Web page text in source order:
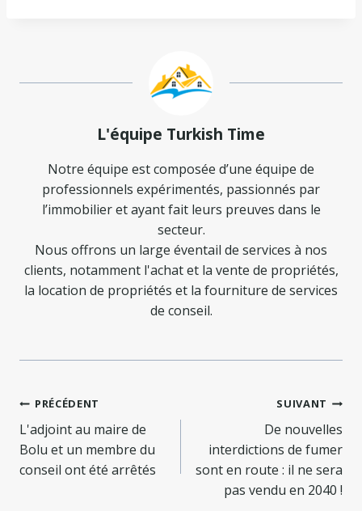
L'équipe Turkish Time
Notre équipe est composée d’une équipe de
professionnels expérimentés, passionnés par
l’immobilier et ayant fait leurs preuves dans le
secteur.
Nous offrons un large éventail de services à nos
clients, notamment l'achat et la vente de propriétés,
la location de propriétés et la fourniture de services
de conseil.
Navigation
de
l’article
PRÉCÉDENT
L'adjoint au maire de
Bolu et un membre du
conseil ont été arrêtés
SUIVANT
De nouvelles
interdictions de fumer
sont en route : il ne sera
pas vendu en 2040 !